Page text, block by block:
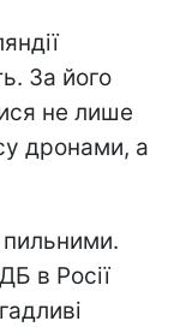
За його
не лише
дронами, а
в Росії